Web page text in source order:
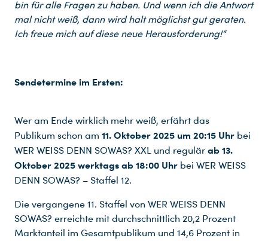
bin für alle Fragen zu haben. Und wenn ich die Antwort
mal nicht weiß, dann wird halt möglichst gut geraten.
Ich freue mich auf diese neue Herausforderung!“
Sendetermine im Ersten:
Wer am Ende wirklich mehr weiß, erfährt das
Publikum schon am 11. Oktober 2025 um 20:15 Uhr bei
WER WEISS DENN SOWAS? XXL und regulär ab 13.
Oktober 2025 werktags ab 18:00 Uhr bei WER WEISS
DENN SOWAS? – Staffel 12.
Die vergangene 11. Staffel von WER WEISS DENN
SOWAS? erreichte mit durchschnittlich 20,2 Prozent
Marktanteil im Gesamtpublikum und 14,6 Prozent in